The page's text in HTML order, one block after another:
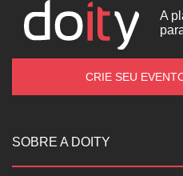
A
CRIE SEU
SOBRE A DOITY